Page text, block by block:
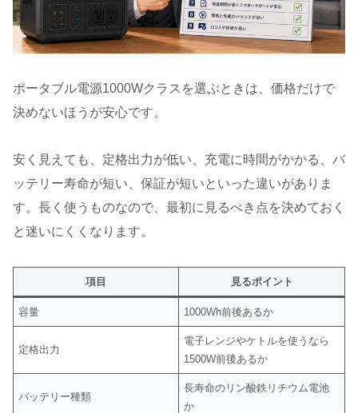
ポータブル電源1000Wクラスを選ぶときは、価格だけで
決めないほうが安心です。
安く見えても、定格出力が低い、充電に時間がかかる、バ
ッテリー寿命が短い、保証が短いといった違いがありま
す。長く使うものなので、最初に見るべき点を決めておく
と迷いにくくなります。
項目 見るポイント
容量 1000Wh前後あるか
定格出力
電子レンジやケトルを使うなら
1500W前後あるか
バッテリー種類
長寿命のリン酸鉄リチウム電池
か